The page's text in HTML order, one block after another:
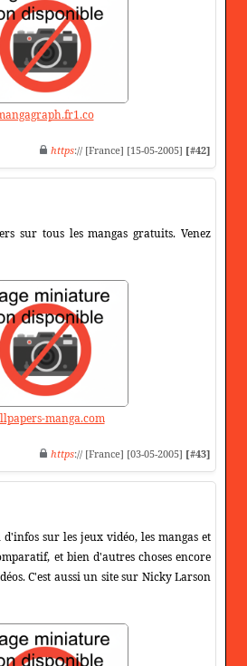
https:// [France] [15-05-2005] [#42]
sur tous les mangas gratuits. Venez
manga.com
https:// [France] [03-05-2005] [#43]
sur les jeux vidéo, les mangas et
et bien d'autres choses encore
C'est aussi un site sur Nicky Larson